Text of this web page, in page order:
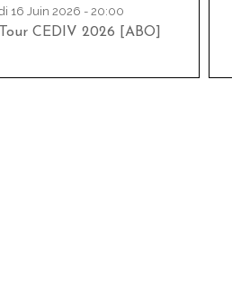
16 Juin 2026 - 20:00
CEDIV 2026 [ABO]